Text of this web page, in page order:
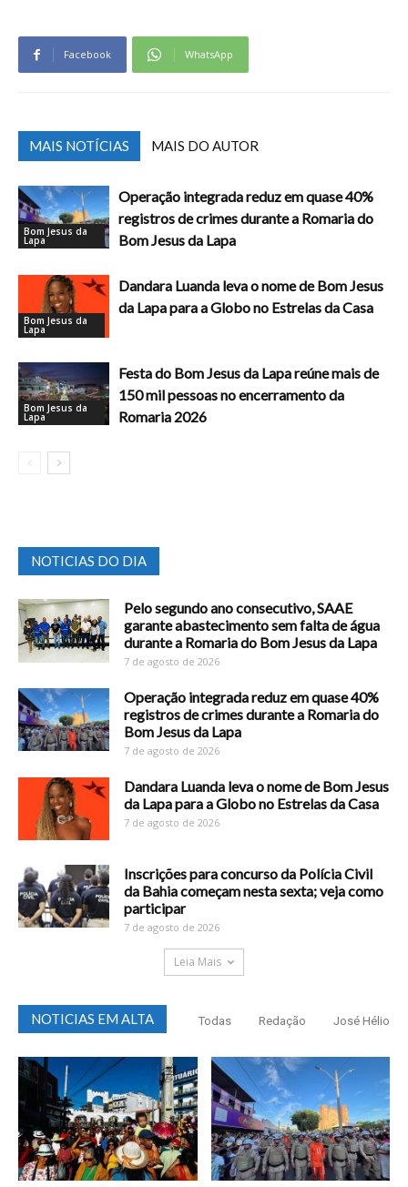
Facebook WhatsApp
MAIS NOTÍCIAS MAIS DO AUTOR
Bom Jesus da
Lapa
Operação integrada reduz em quase 40%
registros de crimes durante a Romaria do
Bom Jesus da Lapa
Bom Jesus da
Lapa
Dandara Luanda leva o nome de Bom Jesus
da Lapa para a Globo no Estrelas da Casa
Bom Jesus da
Lapa
Festa do Bom Jesus da Lapa reúne mais de
150 mil pessoas no encerramento da
Romaria 2026
NOTICIAS DO DIA
Pelo segundo ano consecutivo, SAAE
garante abastecimento sem falta de água
durante a Romaria do Bom Jesus da Lapa
7 de agosto de 2026
Operação integrada reduz em quase 40%
registros de crimes durante a Romaria do
Bom Jesus da Lapa
7 de agosto de 2026
Dandara Luanda leva o nome de Bom Jesus
da Lapa para a Globo no Estrelas da Casa
7 de agosto de 2026
Inscrições para concurso da Polícia Civil
da Bahia começam nesta sexta; veja como
participar
7 de agosto de 2026
Leia Mais
NOTICIAS EM ALTA Todas Redação José Hélio